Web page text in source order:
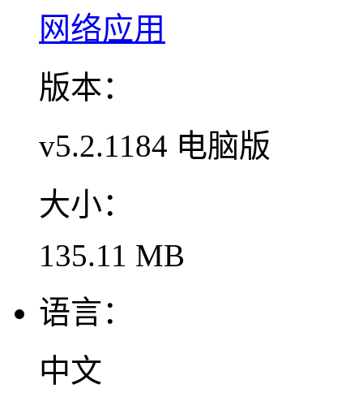
网络应用
版本：
v5.2.1184 电脑版
大小：
135.11 MB
语言：
中文